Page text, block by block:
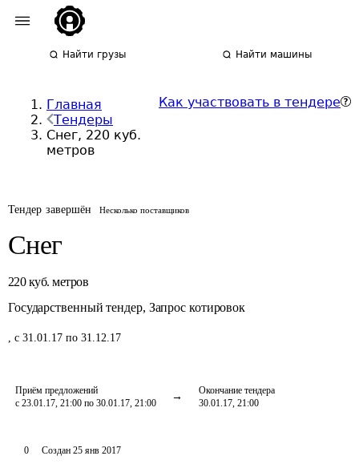
Найти грузы Найти машины
Главная
Тендеры
Снег, 220 куб.
метров
Как участвовать в тендере
Тендер завершён Несколько поставщиков
Снег
220 куб. метров
Государственный тендер, Запрос котировок
, с 31.01.17 по 31.12.17
Приём предложений
с 23.01.17, 21:00 по 30.01.17, 21:00
Окончание тендера
30.01.17, 21:00
0 Создан 25 янв 2017